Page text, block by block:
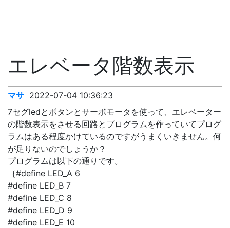
エレベータ階数表示
マサ 2022-07-04 10:36:23
7セグledとボタンとサーボモータを使って、エレベーター
の階数表示をさせる回路とプログラムを作っていてプログ
ラムはある程度かけているのですがうまくいきません。何
が足りないのでしょうか？
プログラムは以下の通りです。
｛#define LED_A 6
#define LED_B 7
#define LED_C 8
#define LED_D 9
#define LED_E 10